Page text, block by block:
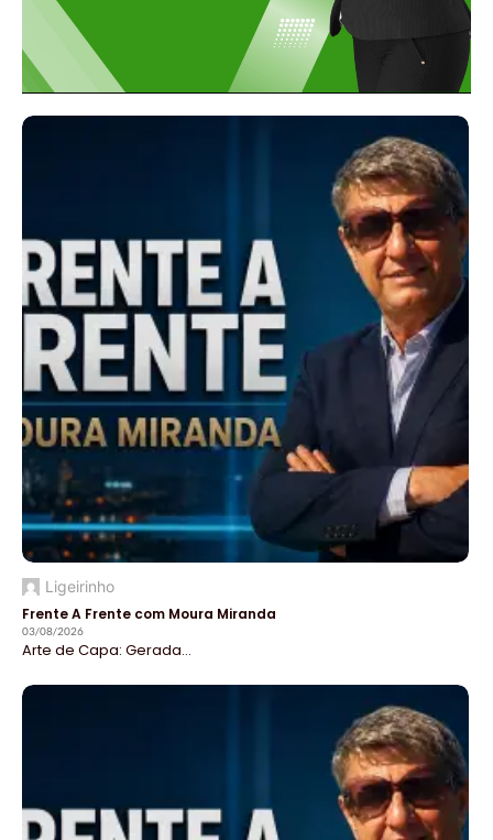
Ligeirinho
Frente A Frente com Moura Miranda
03/08/2026
Arte de Capa: Gerada...